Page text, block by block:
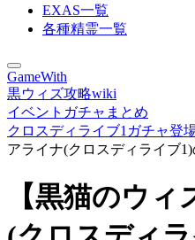
EXAS一覧
各種精霊一覧
GameWith
黒ウィズ攻略wiki
イベントガチャまとめ
クロスディライブ1ガチャ登
アライナ(クロスディライブ
【黒猫のウ